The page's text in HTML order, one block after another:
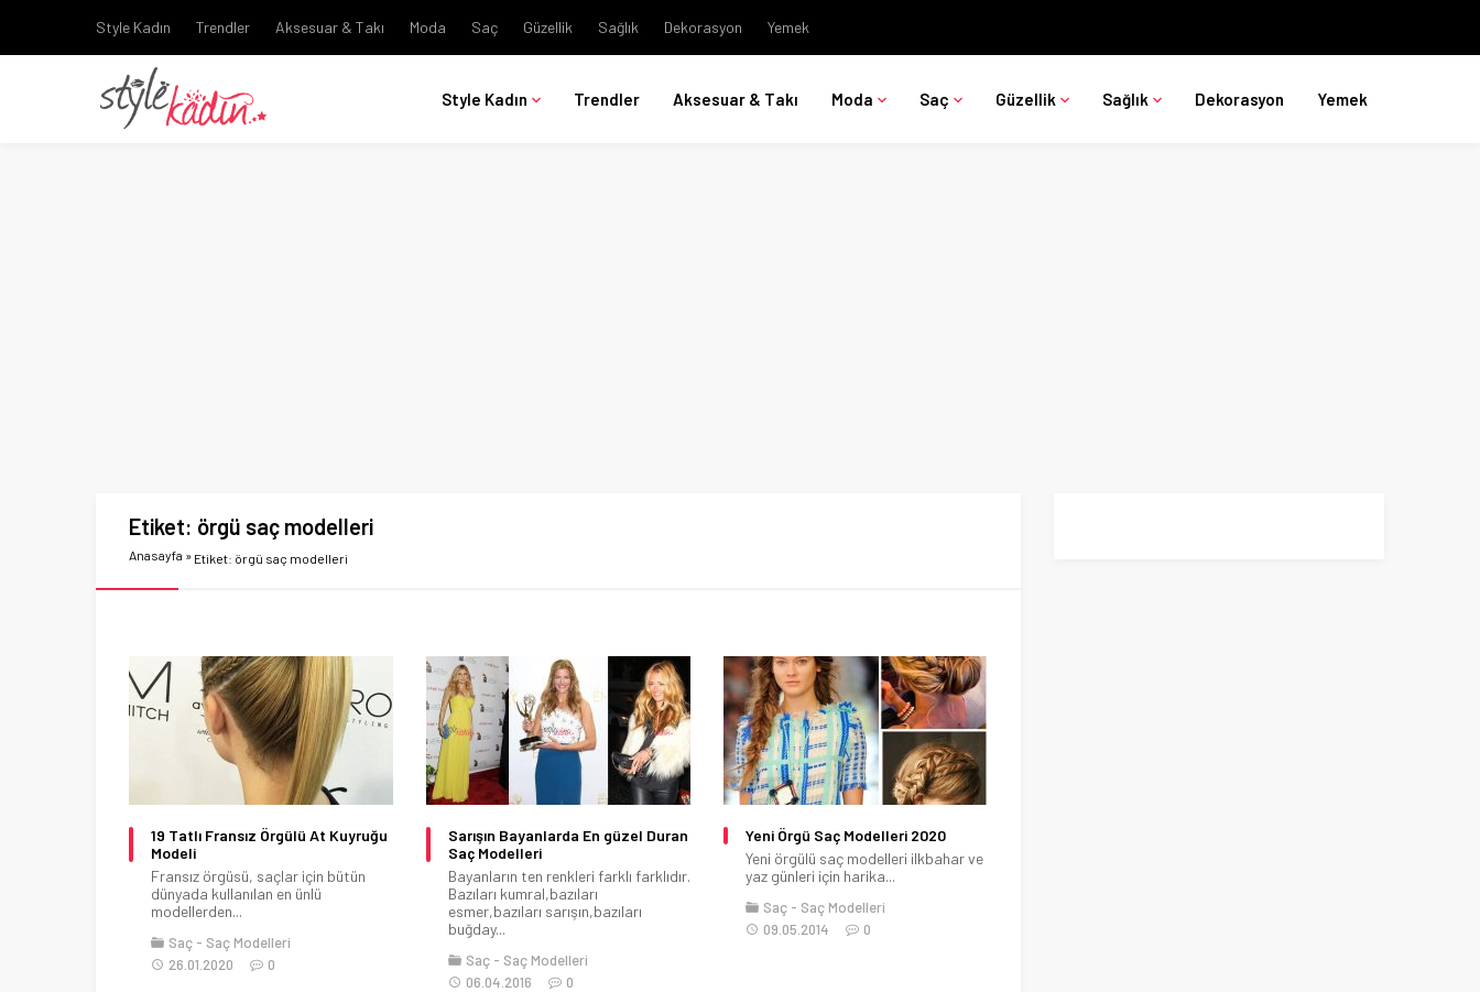
Style Kadın Trendler Aksesuar & Takı Moda Saç Güzellik Sağlık Dekorasyon Yemek
Style Kadın Trendler Aksesuar & Takı Moda Saç Güzellik Sağlık Dekorasyon Yemek
Etiket: örgü saç modelleri
Anasayfa » Etiket: örgü saç modelleri
19 Tatlı Fransız Örgülü At Kuyruğu
Modeli
Fransız örgüsü, saçlar için bütün
dünyada kullanılan en ünlü
modellerden...
Saç
Saç Modelleri
26.01.2020
0
Sarışın Bayanlarda En güzel Duran
Saç Modelleri
Bayanların ten renkleri farklı farklıdır.
Bazıları kumral,bazıları
esmer,bazıları sarışın,bazıları
buğday...
Saç
Saç Modelleri
06.04.2016
0
Yeni Örgü Saç Modelleri 2020
Yeni örgülü saç modelleri ilkbahar ve
yaz günleri için harika...
Saç
Saç Modelleri
09.05.2014
0